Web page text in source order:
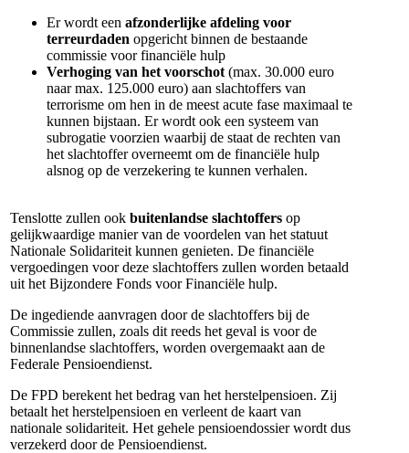
Er wordt een afzonderlijke afdeling voor
terreurdaden opgericht binnen de bestaande
commissie voor financiële hulp
Verhoging van het voorschot (max. 30.000 euro
naar max. 125.000 euro) aan slachtoffers van
terrorisme om hen in de meest acute fase maximaal te
kunnen bijstaan. Er wordt ook een systeem van
subrogatie voorzien waarbij de staat de rechten van
het slachtoffer overneemt om de financiële hulp
alsnog op de verzekering te kunnen verhalen.
Tenslotte zullen ook buitenlandse slachtoffers op
gelijkwaardige manier van de voordelen van het statuut
Nationale Solidariteit kunnen genieten. De financiële
vergoedingen voor deze slachtoffers zullen worden betaald
uit het Bijzondere Fonds voor Financiële hulp.
De ingediende aanvragen door de slachtoffers bij de
Commissie zullen, zoals dit reeds het geval is voor de
binnenlandse slachtoffers, worden overgemaakt aan de
Federale Pensioendienst.
De FPD berekent het bedrag van het herstelpensioen. Zij
betaalt het herstelpensioen en verleent de kaart van
nationale solidariteit. Het gehele pensioendossier wordt dus
verzekerd door de Pensioendienst.